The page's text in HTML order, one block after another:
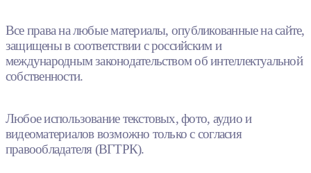
Все права на любые материалы, опубликованные на сайте,
защищены в соответствии с российским и
международным законодательством об интеллектуальной
собственности.
Любое использование текстовых, фото, аудио и
видеоматериалов возможно только с согласия
правообладателя (ВГТРК).